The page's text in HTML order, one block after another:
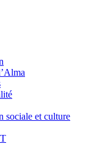
sociale et culture